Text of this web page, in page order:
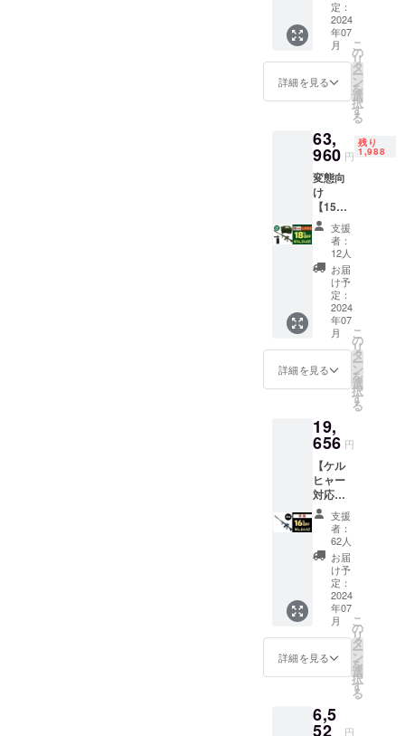
ブルシ
リーズ
は別売
りで
す。
（トッ
プ
ショッ
属しま
せ
ん。）
フォー
マー、
グレ
ショッ
ト、
ショッ
ト、
シャ
ワー
ショッ
ト ・取
扱説明
書：有
・取扱
説明書
の対応
言語：
日本語
・保証
期間：1
年保証
スパイ
ラル
ショッ
ブルシ
リーズ
は別売
りで
す。
シュ本
体）
36cm ×
25cm/7.
フルタ
ンク本
体) ・素
材：プ
ラス
チッ
ク、ス
テンレ
ス ・付
属品：
ブラッ
フォー
マー、
グレ
ショッ
ト、
ト、
シャ
ワー
ショッ
ト ・取
扱説明
書：有
・取扱
説明書
の対応
言語：
日本語
・保証
期間：1
年保証
ラル
ショッ
ブルシ
リーズ
メー
カーの
所在地
（国）
：日本
・法人
NAGAR
A 2.商
品概要
につい
て ・商
品サイ
ズ/重
量：約
110cm
25cm/1.
9kg(ラ
イフル
ウォッ
シュ本
体）
25cm/7.
5kg
（ライ
フルタ
ンク本
体) ・素
材：プ
ラス
チッ
ク、ス
テンレ
ス ・付
属品：
ブラッ
フォー
グレ
ネード
トップ
ショッ
イフル
タンク
Blue〜
超早
割：
47,970
円
OFF) 限
定2,000
個 ブ
ラック
フォー
マー付
1.本商
品の
メー
カー情
報 ・
メー
カーの
所在
地：日
本 ・法
人名：
NAGAR
品概要
につい
て ・商
品サイ
ズ/重
量：約
110cm
25cm/1.
9kg(ラ
イフル
ウォッ
シュ本
体）
：約
36cm ×
25cm/7.
（ライ
フルタ
定：
2024
年07
月
詳細を見る
こ
の
リ
タ
ー
ン
を
選
択
す
る
63,
960 円
残り
1,988
変態向
け
【15Mp
a】ライ
フル
ウォッ
シュ×ラ
イフル
タンク
Green
〜 超早
割：
63,960
円
（18%
定2,000
個 ブ
ラック
フォー
マー付
1.本商
品の
メー
カー情
報 ・
メー
カーの
所在
地：日
本 ・法
人名：
（株）
NAGAR
につい
て ・商
支援
者：
12人
お届
け予
定：
2024
年07
月
詳細を見る
こ
の
リ
タ
ー
ン
を
選
択
す
る
19,
656 円
【ケル
ヒャー
対応】
ライフ
ル
ウォッ
シュ
【単
品】ノ
ズルの
ターン
内容 ラ
イフル
ウォッ
シュ各
ライフ
ルタン
支援
者：
62人
お届
け予
定：
2024
年07
月
詳細を見る
こ
の
リ
タ
ー
ン
を
選
択
す
る
6,5
52 円